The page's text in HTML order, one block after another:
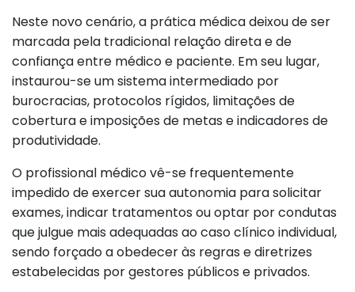
Neste novo cenário, a prática médica deixou de ser
marcada pela tradicional relação direta e de
confiança entre médico e paciente. Em seu lugar,
instaurou-se um sistema intermediado por
burocracias, protocolos rígidos, limitações de
cobertura e imposições de metas e indicadores de
produtividade.
O profissional médico vê-se frequentemente
impedido de exercer sua autonomia para solicitar
exames, indicar tratamentos ou optar por condutas
que julgue mais adequadas ao caso clínico individual,
sendo forçado a obedecer às regras e diretrizes
estabelecidas por gestores públicos e privados.